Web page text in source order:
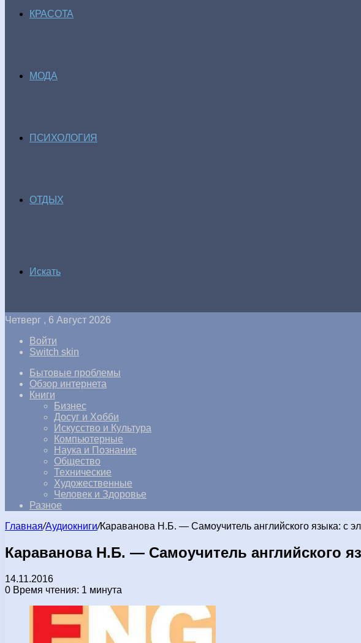
КРАСОТА
МОДА
ПСИХОЛОГИЯ
ОТДЫХ
Искать
Четверг , 6 Август 2026
Войти
Switch skin
Бытовые проблемы
Обзор интернета
Книги
Бизнес
Досуг и Хобби
Искусство и Культура
Компьютерные
Наука и Познание
Общество
Технические
Художественные
Человек и Здоровье
Разное
Главная/Аудиокниги/Караванова Н.Б. — Самоучитель английского языка: с
Караванова Н.Б. — Самоучитель английского
14.11.2016
0 Время чтения: 1 минута